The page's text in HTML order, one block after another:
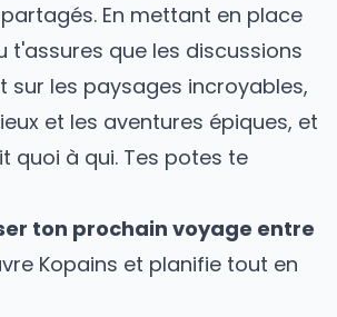
En mettant en place
t'assures que les discussions
sur les paysages incroyables,
et les aventures épiques, et
quoi à qui. Tes potes te
ton prochain voyage entre
Kopains et planifie tout en